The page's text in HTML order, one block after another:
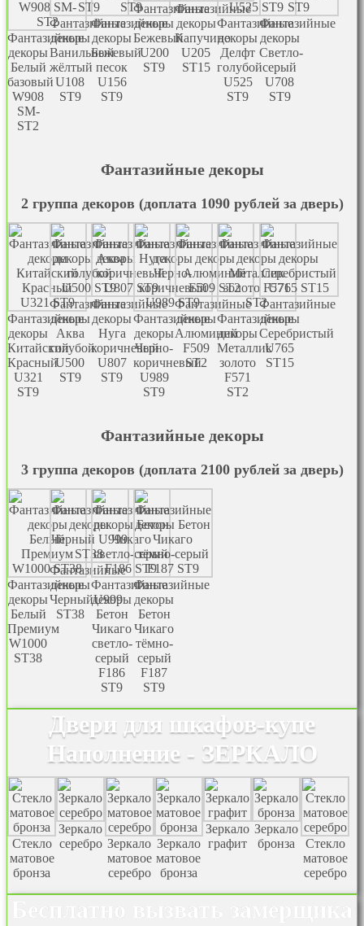
Фантазийные
декоры
Белый
базовый
W908
SM-
ST2
Фантазийные
декоры
Ванильный
жёлтый
U108
ST9
Фантазийные
декоры
Бежевый
песок
U156
ST9
Фантазийные
декоры
Бежевый
U200
ST9
Фантазийные
декоры
Капучино
U205
ST15
Фантазийные
декоры
Делфт
голубой
U525
ST9
Фантазийные
декоры
Светло-
серый
U708
ST9
Фантазийные декоры
2 группа декоров (доплата 1090 рублей за дверь)
Фантазийные
декоры
Китайский
Красный
U321
ST9
Фантазийные
декоры
Аква
голубой
U500
ST9
Фантазийные
декоры
Нуга
коричневый
U807
ST9
Фантазийные
декоры
Черно-
коричневый
U989
ST9
Фантазийные
декоры
Алюминий
F509
ST2
Фантазийные
декоры
Металлик
золото
F571
ST2
Фантазийные
декоры
Серебристый
U765
ST15
Фантазийные декоры
3 группа декоров (доплата 2100 рублей за дверь)
Фантазийные
декоры
Белый
Премиум
W1000
ST38
Фантазийные
декоры
ЧерныйU999
ST38
Фантазийные
декоры
Бетон
Чикаго
светло-
серый
F186
ST9
Фантазийные
декоры
Бетон
Чикаго
тёмно-
серый
F187
ST9
Двери для шкафов-купе
Наполнение - ЗЕРКАЛО
Стекло
матовое
бронза
Зеркало
серебро Зеркало
матовое
серебро
Зеркало
матовое
бронза
Зеркало
графит
Зеркало
бронза
Стекло
матовое
серебро